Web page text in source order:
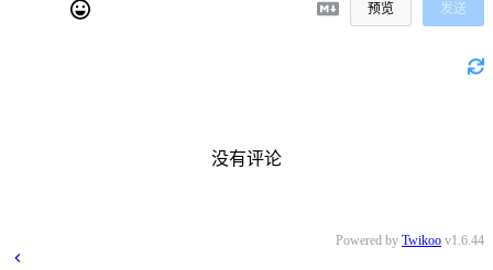
预览 发送
没有评论
Powered by Twikoo v1.6.44